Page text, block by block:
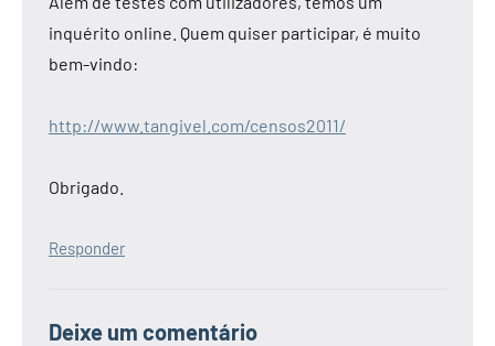
inquérito online. Quem quiser participar, é muito
bem-vindo:
http://www.tangivel.com/censos2011/
Obrigado.
Responder
Deixe um comentário